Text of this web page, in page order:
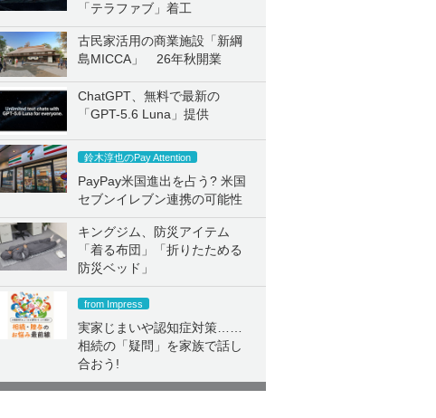
「テラファブ」着工
古民家活用の商業施設「新綱
島MICCA」 26年秋開業
ChatGPT、無料で最新の
「GPT-5.6 Luna」提供
鈴木淳也のPay Attention
PayPay米国進出を占う? 米国
セブンイレブン連携の可能性
キングジム、防災アイテム
「着る布団」「折りたためる
防災ベッド」
from Impress
実家じまいや認知症対策……
相続の「疑問」を家族で話し
合おう!